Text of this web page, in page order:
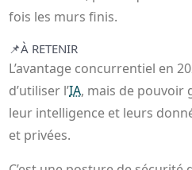
fois les murs finis.
📌À RETENIR
L’avantage concurrentiel en
d’utiliser l’IA, mais de pouvoir
leur intelligence et leurs
et privées.